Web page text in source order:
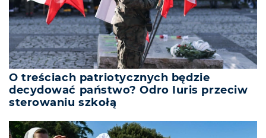
O treściach patriotycznych będzie
decydować państwo? Odro Iuris przeciw
sterowaniu szkołą